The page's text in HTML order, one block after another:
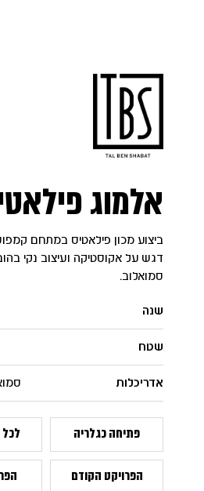
אלמוג
ביצוע מכון פילאטיס במתחם קמפוס
דגש על אקוסטיקה ועיצוב נקי
סמואלוב.
שנה
שטח
אדריכלות
פתיחה כגלריה לכל
הפרויקט הקודם